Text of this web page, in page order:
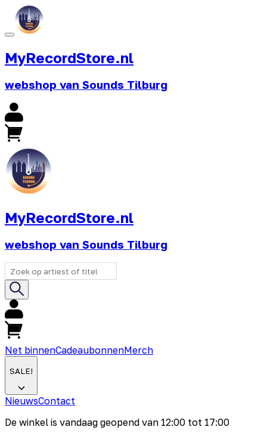
MyRecordStore.nl
webshop van Sounds Tilburg
MyRecordStore.nl
webshop van Sounds Tilburg
Net binnenCadeaubonnenMerch
SALE!
NieuwsContact
De winkel is vandaag geopend van 12:00 tot 17:00